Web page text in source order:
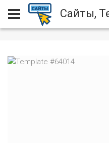
Сайты,